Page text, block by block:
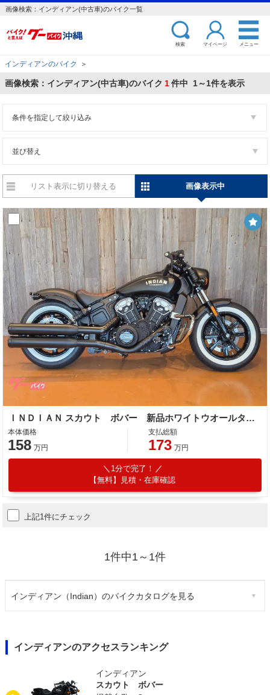
画像検索：インディアン(中古車)のバイク一覧
検索 マイページ メニュー
インディアンのバイク ＞
画像検索：インディアン(中古車)のバイク 1件中 1～1件を表示
条件を指定して絞り込み
並び替え
リスト表示に切り替える 画像表示中
ＩＮＤＩＡＮ スカウト ボバー 新品ホワイトウオールタイヤ装着済み
本体価格
158 万円
支払総額
173 万円
1分で完了！
【無料】見積・在庫確認
上記1件にチェック
1件中1～1件
インディアン（Indian）のバイクカタログを見る
インディアンのアクセスランキング
インディアン
スカウト ボバー